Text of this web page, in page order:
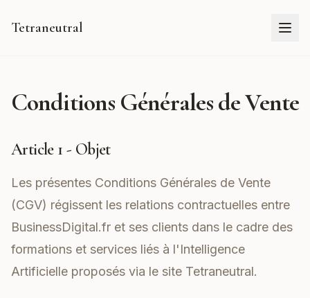
Tetraneutral
Conditions Générales de Vente
Article 1 - Objet
Les présentes Conditions Générales de Vente
(CGV) régissent les relations contractuelles entre
BusinessDigital.fr et ses clients dans le cadre des
formations et services liés à l'Intelligence
Artificielle proposés via le site Tetraneutral.